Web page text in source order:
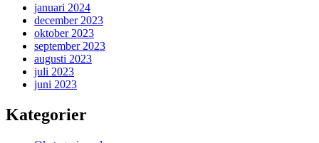
januari 2024
december 2023
oktober 2023
september 2023
augusti 2023
juli 2023
juni 2023
Kategorier